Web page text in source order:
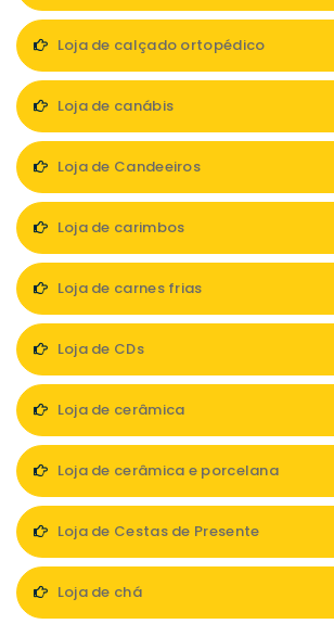
Loja de calçado ortopédico
Loja de canábis
Loja de Candeeiros
Loja de carimbos
Loja de carnes frias
Loja de CDs
Loja de cerâmica
Loja de cerâmica e porcelana
Loja de Cestas de Presente
Loja de chá